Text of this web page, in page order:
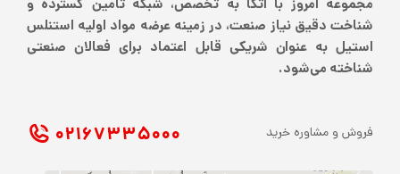
مجموعه امروز با اتکا به تخصص، شبکه تامین گسترده و
شناخت دقیق نیاز صنعت، در زمینه عرضه مواد اولیه استنلس
استیل به عنوان شریکی قابل اعتماد برای فعالان صنعتی
شناخته می‌شود.
فروش و مشاوره خرید ۰۲۱ ۶۷۳۳۵۰۰۰